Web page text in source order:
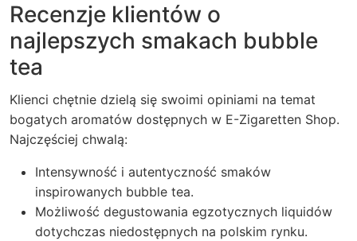
Recenzje klientów o
najlepszych smakach bubble
tea
Klienci chętnie dzielą się swoimi opiniami na temat
bogatych aromatów dostępnych w E-Zigaretten Shop.
Najczęściej chwalą:
Intensywność i autentyczność smaków
inspirowanych bubble tea.
Możliwość degustowania egzotycznych liquidów
dotychczas niedostępnych na polskim rynku.